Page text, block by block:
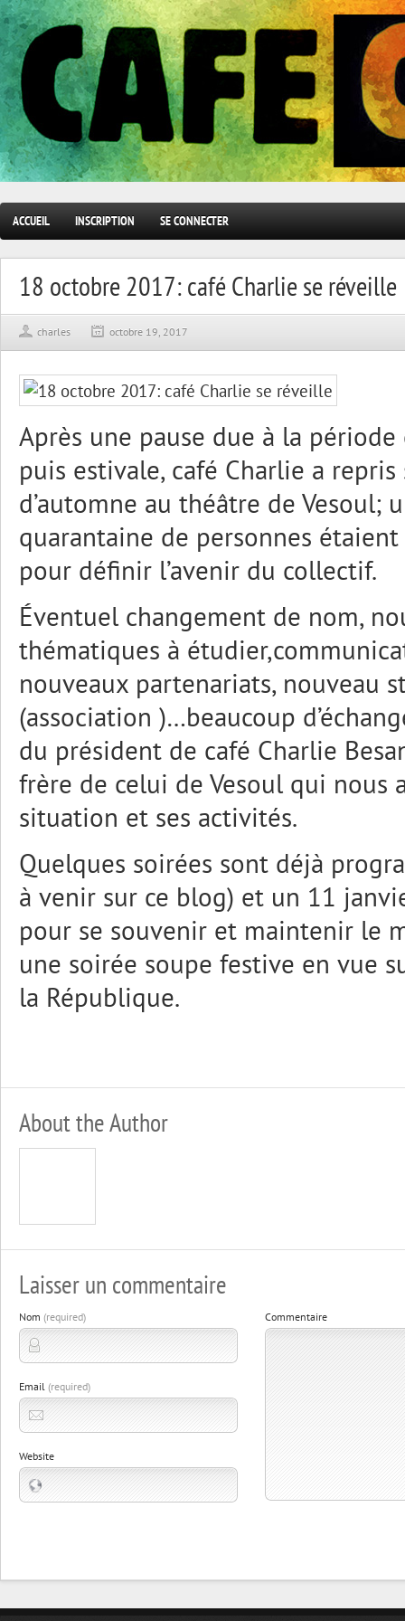
ACCUEIL INSCRIPTION SE CONNECTER
18 octobre 2017: café Charlie se réveille
charles octobre 19, 2017
Après une pause due à la
puis estivale, café Charlie a
d’automne au théâtre de Vesoul;
quarantaine de personnes
pour définir l’avenir du collectif.
Éventuel changement de nom,
thématiques à
nouveaux partenariats, nouveau
(association )…beaucoup
du président de café Charlie
frère de celui de Vesoul qui nous
situation et ses activités.
Quelques soirées sont déjà
à venir sur ce blog) et un 11
pour se souvenir et maintenir le
une soirée soupe festive en vue
la République.
About the Author
Laisser un commentaire
Nom (required)
Email (required)
Website
Commentaire